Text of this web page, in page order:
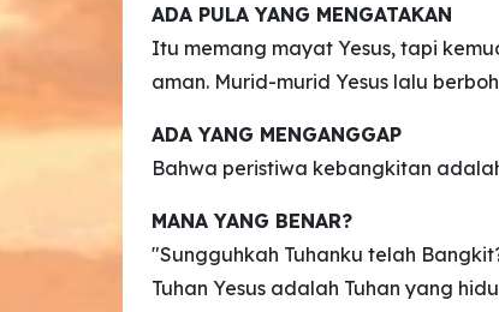
ADA PULA YANG MENGATAKAN
Itu memang mayat Yesus, tapi
aman. Murid-murid Yesus lalu
ADA YANG MENGANGGAP
Bahwa peristiwa kebangkitan
MANA YANG BENAR?
"Sungguhkah Tuhanku telah
Tuhan Yesus adalah Tuhan yang